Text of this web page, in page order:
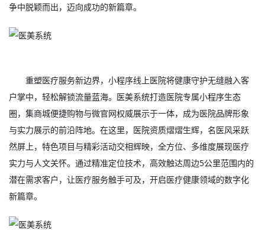
争中脱颖而出，迈向成功的新篇章。
重塑医疗服务新边界，小程序线上医院将健康守护无缝融入客
户掌中，轻松解锁流量蓝海。医美系统打造医院专属小程序生态
圈，集商城便捷购物与微官网权威展示于一体，成为医院品牌形象
与实力展示的前沿阵地。在这里，医院资质熠熠生辉，名医风采跃
然屏上，特色项目与精彩活动交相辉映，全方位、多维度展现医疗
实力与人文关怀。通过精准定位技术，高效触达周边5公里范围内的
潜在需求客户，让医疗服务触手可及，开启医疗健康领域的数字化
新篇章。